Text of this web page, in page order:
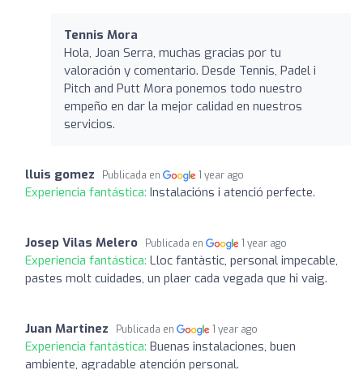
Tennis Mora
Hola, Joan Serra, muchas gracias por tu
valoración y comentario. Desde Tennis, Padel i
Pitch and Putt Mora ponemos todo nuestro
empeño en dar la mejor calidad en nuestros
servicios.
lluis gomez Publicada en 1 year ago
Experiencia fantástica: Instalacións i atenció perfecte.
Josep Vilas Melero Publicada en 1 year ago
Experiencia fantástica: Lloc fantàstic, personal impecable,
pastes molt cuidades, un plaer cada vegada que hi vaig.
Juan Martinez Publicada en 1 year ago
Experiencia fantástica: Buenas instalaciones, buen
ambiente, agradable atención personal.